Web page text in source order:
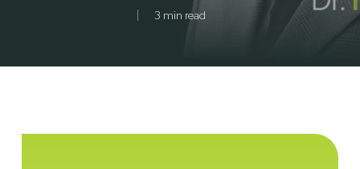
3 min read